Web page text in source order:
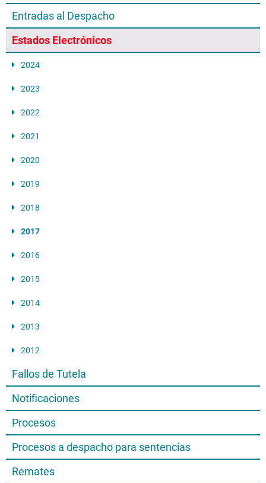
Entradas al Despacho
Estados Electrónicos
2024
2023
2022
2021
2020
2019
2018
2017
2016
2015
2014
2013
2012
Fallos de Tutela
Notificaciones
Procesos
Procesos a despacho para sentencias
Remates